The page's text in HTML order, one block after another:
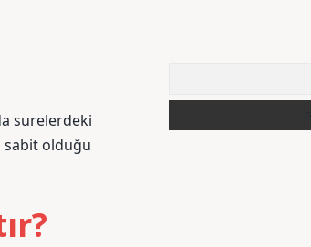
surelerdeki
sabit olduğu